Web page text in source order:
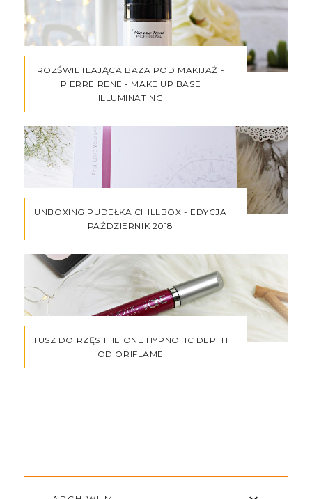
ROZŚWIETLAJĄCA BAZA POD MAKIJAŻ -
PIERRE RENE - MAKE UP BASE
ILLUMINATING
UNBOXING PUDEŁKA CHILLBOX - EDYCJA
PAŹDZIERNIK 2018
TUSZ DO RZĘS THE ONE HYPNOTIC DEPTH
OD ORIFLAME